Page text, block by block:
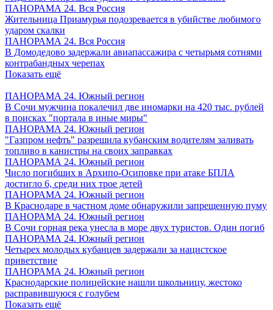
ПАНОРАМА 24. Вся Россия
Жительница Приамурья подозревается в убийстве любимого
ударом скалки
ПАНОРАМА 24. Вся Россия
В Домодедово задержали авиапассажира с четырьмя сотнями
контрабандных черепах
Показать ещё
ПАНОРАМА 24. Южный регион
В Сочи мужчина покалечил две иномарки на 420 тыс. рублей
в поисках "портала в иные миры"
ПАНОРАМА 24. Южный регион
"Газпром нефть" разрешила кубанским водителям заливать
топливо в канистры на своих заправках
ПАНОРАМА 24. Южный регион
Число погибших в Архипо-Осиповке при атаке БПЛА
достигло 6, среди них трое детей
ПАНОРАМА 24. Южный регион
В Краснодаре в частном доме обнаружили запрещенную пуму
ПАНОРАМА 24. Южный регион
В Сочи горная река унесла в море двух туристов. Один погиб
ПАНОРАМА 24. Южный регион
Четырех молодых кубанцев задержали за нацистское
приветствие
ПАНОРАМА 24. Южный регион
Краснодарские полицейские нашли школьницу, жестоко
расправившуюся с голубем
Показать ещё